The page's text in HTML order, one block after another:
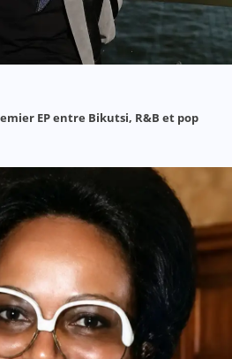
EP entre Bikutsi, R&B et pop